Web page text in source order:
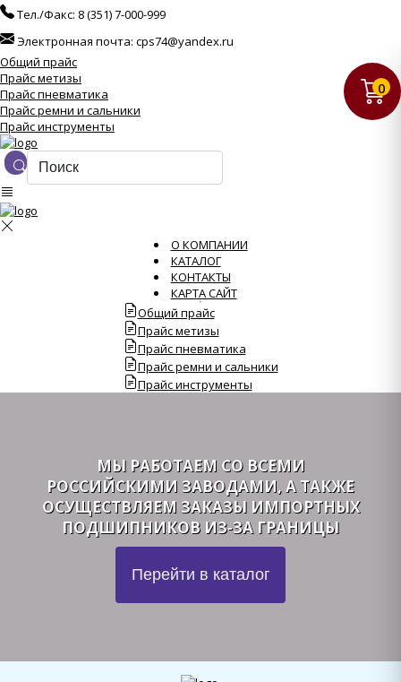
Тел./Факс: 8 (351) 7-000-999
Электронная почта: cps74@yandex.ru
Общий прайс
Прайс метизы
Прайс пневматика
Прайс ремни и сальники
Прайс инструменты
О КОМПАНИИ
КАТАЛОГ
КОНТАКТЫ
КАРТА САЙТ
Общий прайс
Прайс метизы
Прайс пневматика
Прайс ремни и сальники
Прайс инструменты
МЫ РАБОТАЕМ СО ВСЕМИ
РОССИЙСКИМИ ЗАВОДАМИ, А ТАКЖЕ
ОСУЩЕСТВЛЯЕМ ЗАКАЗЫ ИМПОРТНЫХ
ПОДШИПНИКОВ ИЗ-ЗА ГРАНИЦЫ
Перейти в каталог
0